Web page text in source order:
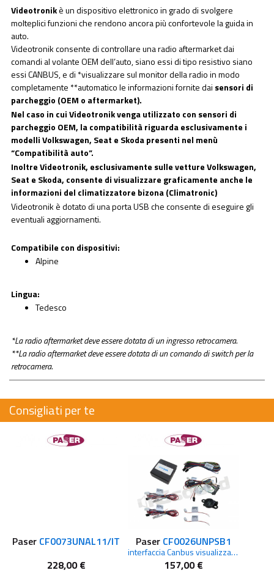
Videotronikè un dispositivo elettronico in grado di svolgere
molteplici funzioni che rendono ancora più confortevole la guida in
auto.
Videotronik consente di controllare una radio aftermarket dai
comandi al volante OEM dell’auto, siano essi di tipo resistivo siano
essi CANBUS, e di *visualizzare sul monitor della radio in modo
completamente **automatico le informazioni fornite dai sensori di
parcheggio (OEM o aftermarket).
Nel caso in cui Videotronik venga utilizzato con sensori di
parcheggio OEM, la compatibilità riguarda esclusivamente i
modelli Volkswagen, Seat e Skoda presenti nel menù
“Compatibilità auto”.
Inoltre Videotronik, esclusivamente sulle vetture Volkswagen,
Seat e Skoda, consente di visualizzare graficamente anche le
informazioni del climatizzatore bizona (Climatronic)
Videotronik è dotato di una porta USB che consente di eseguire gli
eventuali aggiornamenti.
Compatibile con dispositivi:
Alpine
Lingua:
Tedesco
*La radio aftermarket deve essere dotata di un ingresso retrocamera.
**La radio aftermarket deve essere dotata di un comando di switch per la
retrocamera.
Consigliati per te
Paser CF0073UNAL11/IT
228,00 €
Paser CF0026UNPSB1
interfaccia Canbus visualizzazione sensori anteriori e posteriori EXPERO
157,00 €